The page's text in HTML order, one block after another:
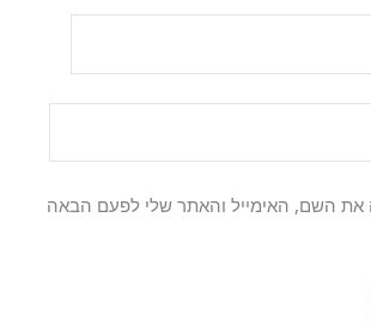
את השם, האימייל והאתר שלי לפעם הבאה